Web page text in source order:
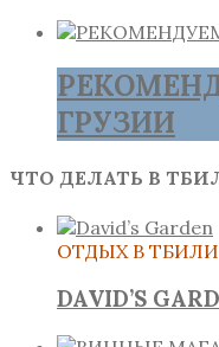
ГРУЗИИ
ЧТО ДЕЛАТЬ В
ОТДЫХ В
DAVID’S